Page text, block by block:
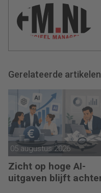
Gerelateerde artikelen
05 augustus 2026
Zicht op hoge AI-
uitgaven blijft